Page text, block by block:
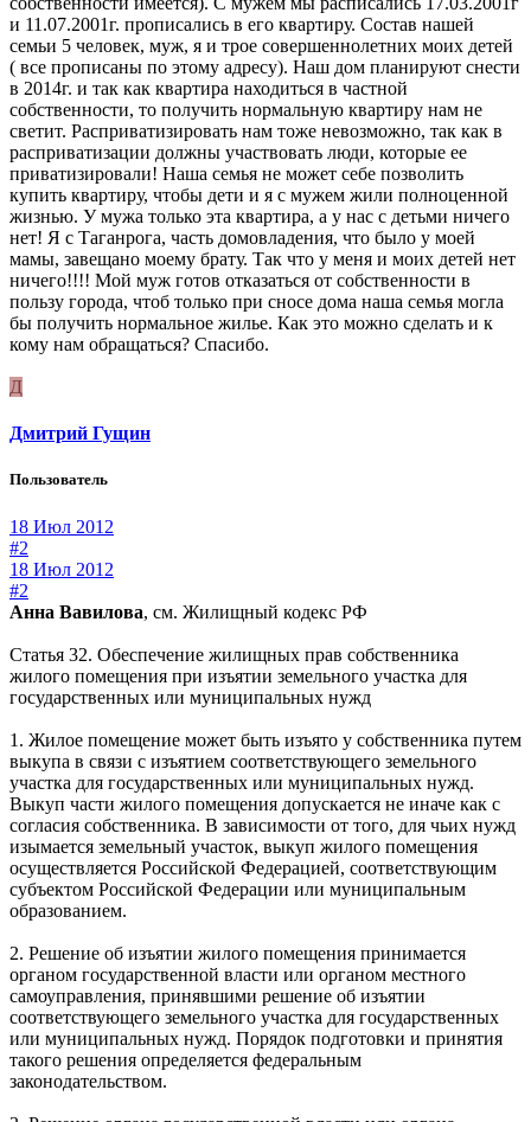
и 11.07.2001г. прописались в его квартиру. Состав нашей
семьи 5 человек, муж, я и трое совершеннолетних моих детей
( все прописаны по этому адресу). Наш дом планируют снести
в 2014г. и так как квартира находиться в частной
собственности, то получить нормальную квартиру нам не
светит. Расприватизировать нам тоже невозможно, так как в
расприватизации должны участвовать люди, которые ее
приватизировали! Наша семья не может себе позволить
купить квартиру, чтобы дети и я с мужем жили полноценной
жизнью. У мужа только эта квартира, а у нас с детьми ничего
нет! Я с Таганрога, часть домовладения, что было у моей
мамы, завещано моему брату. Так что у меня и моих детей нет
ничего!!!! Мой муж готов отказаться от собственности в
пользу города, чтоб только при сносе дома наша семья могла
бы получить нормальное жилье. Как это можно сделать и к
кому нам обращаться? Спасибо.
Д
Дмитрий Гущин
Пользователь
18 Июл 2012
#2
18 Июл 2012
#2
Анна Вавилова, см. Жилищный кодекс РФ
Статья 32. Обеспечение жилищных прав собственника
жилого помещения при изъятии земельного участка для
государственных или муниципальных нужд
1. Жилое помещение может быть изъято у собственника путем
выкупа в связи с изъятием соответствующего земельного
участка для государственных или муниципальных нужд.
Выкуп части жилого помещения допускается не иначе как с
согласия собственника. В зависимости от того, для чьих нужд
изымается земельный участок, выкуп жилого помещения
осуществляется Российской Федерацией, соответствующим
субъектом Российской Федерации или муниципальным
образованием.
2. Решение об изъятии жилого помещения принимается
органом государственной власти или органом местного
самоуправления, принявшими решение об изъятии
соответствующего земельного участка для государственных
или муниципальных нужд. Порядок подготовки и принятия
такого решения определяется федеральным
законодательством.